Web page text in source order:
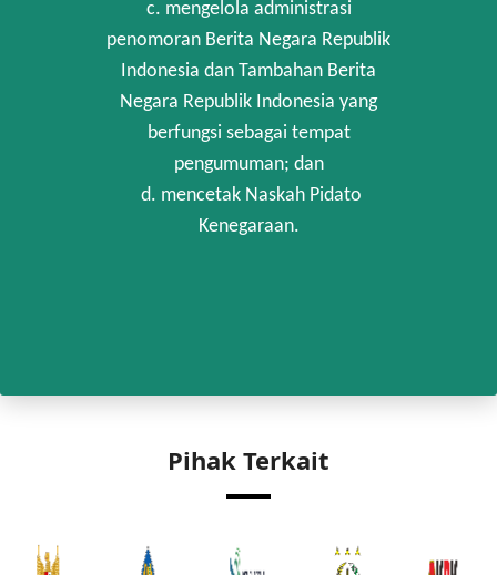
c. mengelola administrasi
penomoran Berita Negara Republik
Indonesia dan Tambahan Berita
Negara Republik Indonesia yang
berfungsi sebagai tempat
pengumuman; dan
d. mencetak Naskah Pidato
Kenegaraan.
Pihak Terkait